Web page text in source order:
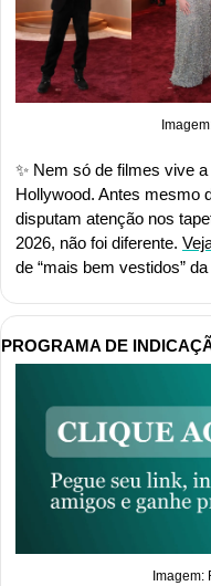
✨ Nem só de filmes vive
Hollywood. Antes mesmo
disputam atenção nos
2026, não foi diferente.
de “mais bem vestidos” da
PROGRAMA DE
Imagem: